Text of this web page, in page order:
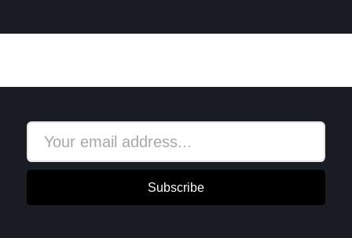
Subscribe